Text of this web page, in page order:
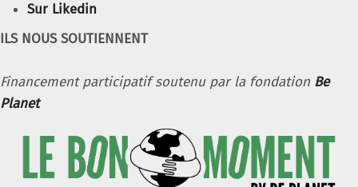
Sur Likedin
ILS NOUS SOUTIENNENT
Financement participatif soutenu par la fondation Be
Planet